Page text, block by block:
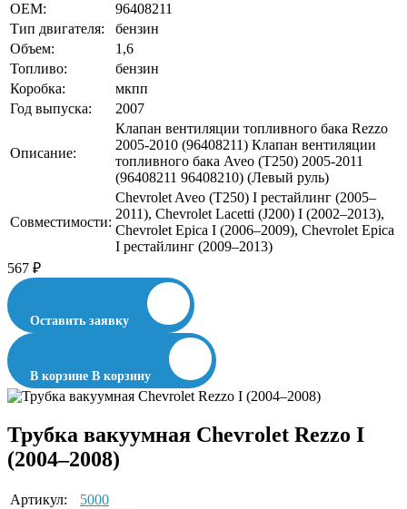
OEM:
96408211
Тип двигателя:
бензин
Объем:
1,6
Топливо:
бензин
Коробка:
мкпп
Год выпуска:
2007
Описание:
Клапан вентиляции топливного бака Rezzo
2005-2010 (96408211) Клапан вентиляции
топливного бака Aveo (T250) 2005-2011
(96408211 96408210) (Левый руль)
Совместимости:
Chevrolet Aveo (T250) I рестайлинг (2005–
2011), Chevrolet Lacetti (J200) I (2002–2013),
Chevrolet Epica I (2006–2009), Chevrolet Epica
I рестайлинг (2009–2013)
567 ₽
Оставить заявку
В корзине В корзину
Трубка вакуумная Chevrolet Rezzo I
(2004–2008)
Артикул:
5000